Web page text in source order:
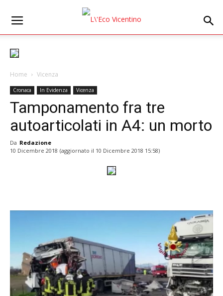
Home Vicenza
Cronaca In Evidenza Vicenza
Tamponamento fra tre
autoarticolati in A4: un morto
Da Redazione
10 Dicembre 2018 (aggiornato il 10 Dicembre 2018 15:58)